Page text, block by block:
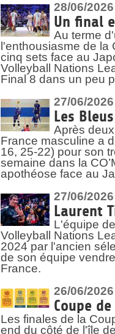
28/06/2026
Un final
Au terme
l'enthousiasme de
cinq sets face au
Volleyball Nations
Final 8 dans un peu
27/06/2026
Les
Après
France masculine a
16, 25-22) pour son
semaine dans la
apothéose face au
27/06/2026
Laurent
L'équipe
Volleyball Nations
2024 par l'ancien
de son équipe
France.
26/06/2026
Coupe
Les finales de la
end du côté de l'île